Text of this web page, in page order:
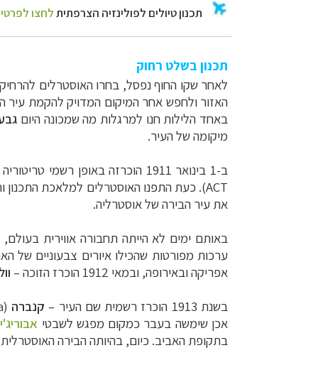
תכנון בשלט רחוק
לאחר שקו החוף נפסל, בחרו האוסטרלים
האזור ולחפש אחר המיקום המדויק להקמת עיר
באחד הלילות חנו למרגלות מה שמכונה היום
מיקומה של העיר.
ב-1 בינואר 1911 הוכרזה באופן רשמי טריטוריה חדשה באוסטרליה, שבה תשכון עיר הבירה:
ACT). כעת התפנו האוסטרלים למלאכת התכנון
את עיר הבירה של אוסטרליה.
באותם ימים לא הייתה תחבורה אווירית
ערכות מפורטות שהכילו איורים צבעוניים של
אפריקה ובאירופה, ובמאי 1912 הוכרז הזוכה
–
בשנת 1913 הוכרז רשמית שם העיר
– קנברה (Canberra),
אכן שימשה בעבר כמקום מפגש לשבטי
בתקופת האביב. כיום, בהיותה הבירה